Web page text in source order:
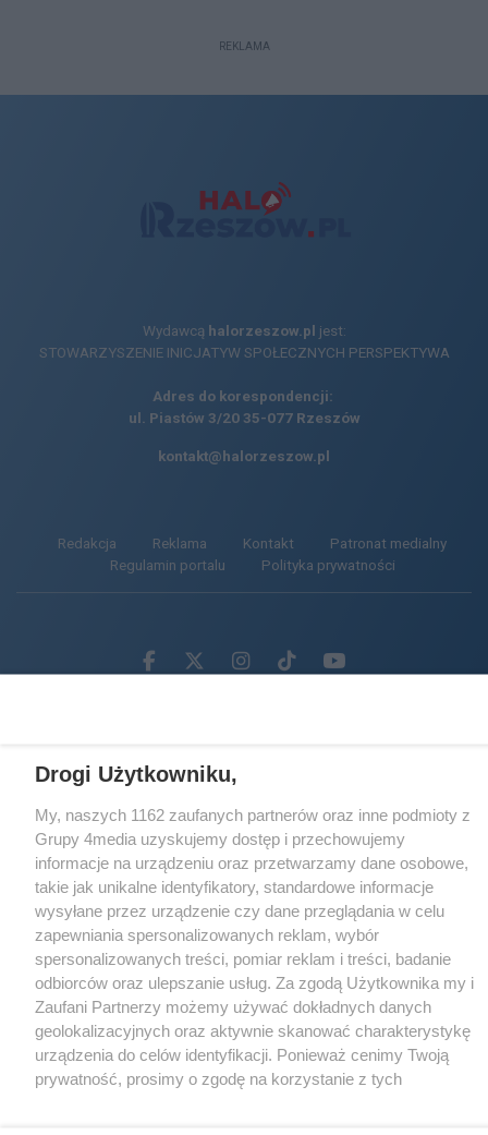
REKLAMA
Wydawcą halorzeszow.pl jest:
STOWARZYSZENIE INICJATYW SPOŁECZNYCH PERSPEKTYWA
Adres do korespondencji:
ul. Piastów 3/20 35-077 Rzeszów
kontakt@halorzeszow.pl
Redakcja Reklama Kontakt
Patronat medialny
Regulamin portalu
Polityka prywatności
Facebook.com
X.comInstagram.com
Tiktok.comYoutube.com
47.96%
Drogi Użytkowniku,
My, naszych 1162 zaufanych partnerów oraz inne podmioty z
Grupy 4media uzyskujemy dostęp i przechowujemy
informacje na urządzeniu oraz przetwarzamy dane osobowe,
takie jak unikalne identyfikatory, standardowe informacje
wysyłane przez urządzenie czy dane przeglądania w celu
zapewniania spersonalizowanych reklam, wybór
spersonalizowanych treści, pomiar reklam i treści, badanie
odbiorców oraz ulepszanie usług. Za zgodą Użytkownika my i
Zaufani Partnerzy możemy używać dokładnych danych
geolokalizacyjnych oraz aktywnie skanować charakterystykę
urządzenia do celów identyfikacji. Ponieważ cenimy Twoją
prywatność, prosimy o zgodę na korzystanie z tych